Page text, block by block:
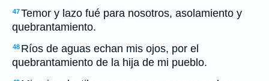
47Temor y lazo fué para nosotros, asolamiento y
quebrantamiento.
48 Ríos de aguas echan mis ojos, por el
quebrantamiento de la hija de mi pueblo.